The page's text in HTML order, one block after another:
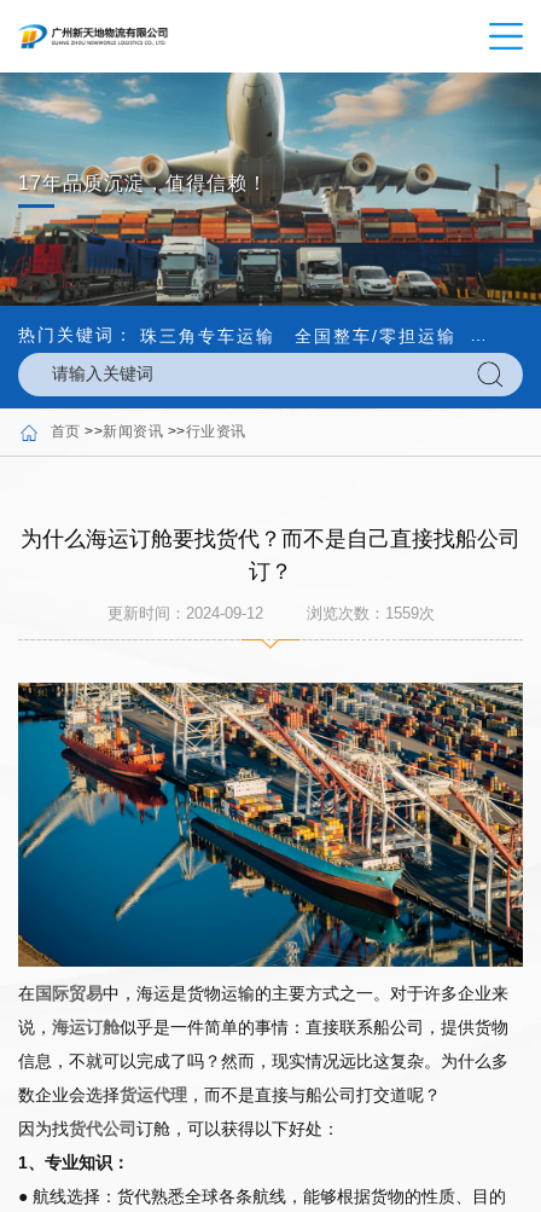
17年品质沉淀，值得信赖！
热门关键词： 珠三角专车运输 全国整车/零担运输 内外贸
首页 >>新闻资讯 >>行业资讯
为什么海运订舱要找货代？而不是自己直接找船公司
订？
更新时间：2024-09-12 浏览次数： 1559次
在国际贸易中，海运是货物运输的主要方式之一。对于许多企业来
说， 海运订舱似乎是一件简单的事情：直接联系船公司，提供货物
信息，不就可以完成了吗？然而，现实情况远比这复杂。为什么多
数企业会选择货运代理 ，而不是直接与船公司打交道呢？
因为找货代公司订舱，可以获得以下好处：
1、专业知识：
● 航线选择：货代熟悉全球各条航线，能够根据货物的性质、目的